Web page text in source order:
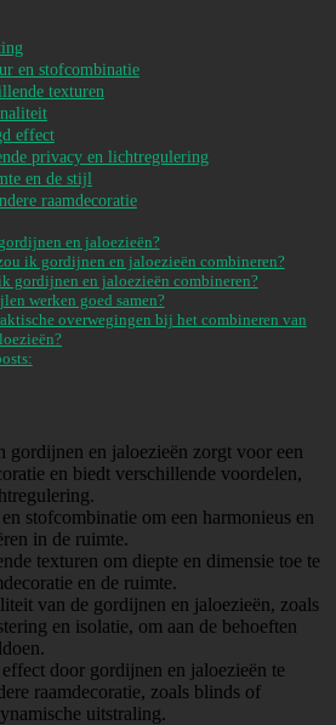
en stofcombinatie
texturen
effect
privacy en lichtregulering
en de stijl
raamdecoratie
en jaloezieën?
ik gordijnen en jaloezieën combineren?
gordijnen en jaloezieën combineren?
werken goed samen?
overwegingen bij het combineren van
gordijnen en jaloezieën zorgt voor een
en biedt verschillende voordelen,
stofcombinatie om een harmonieus en
in de ruimte.
texturen om diepte en dimensie toe te
en de ruimte.
van de gordijnen en jaloezieën, zoals
en isolatie, om aan de behoeften
door gordijnen en jaloezieën te
raamdecoratie, zoals blinds of
uitstraling.